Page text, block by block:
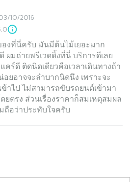
10/2016
งที่นี่ครับ มันมีต้นไม้เยอะมาก
ผมถ่ายพรีเวดดิ้งที่นี่ บริการดีเลย
คร์ดี ติดนิดเดียวคือเวลาเดินทางถ้า
อยอาจจะลำบากนิดนึง เพราะจะ
ข้าไป ไม่สามารถขับรถยนต์เข้ามา
ยตรง ส่วนเรื่องราคาก็สมเหตุสมผล
ถือว่าประทับใจครับ